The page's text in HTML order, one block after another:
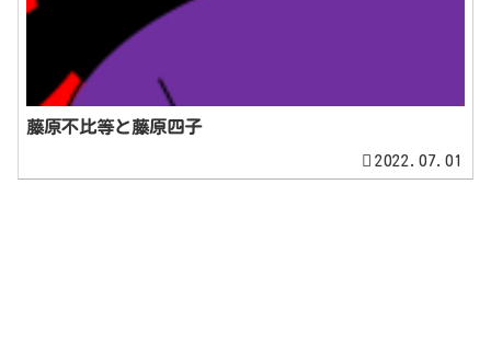
藤原不比等と藤原四子
2022.07.01